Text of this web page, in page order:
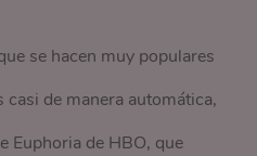
se hacen muy populares
de manera automática,
Euphoria de HBO, que